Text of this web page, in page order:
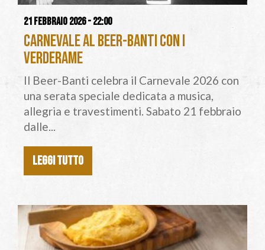
21 febbraio 2026 - 22:00
Carnevale al Beer-Banti con i
VerdErame
Il Beer-Banti celebra il Carnevale 2026 con
una serata speciale dedicata a musica,
allegria e travestimenti. Sabato 21 febbraio
dalle...
LEGGI TUTTO